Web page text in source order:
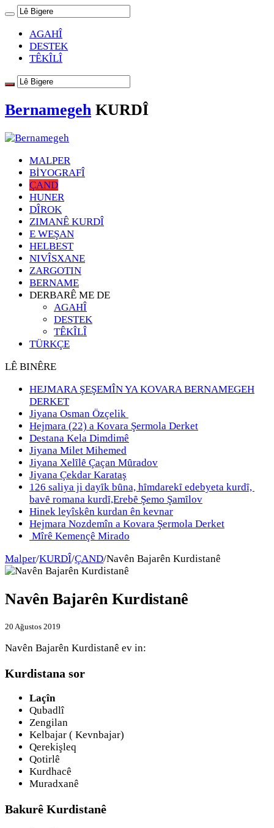
AGAHÎ
DESTEK
TÊKÎLÎ
Bernamegeh KURDÎ
MALPER
BİYOGRAFÎ
ÇAND
HUNER
DÎROK
ZIMANÊ KURDÎ
E WEŞAN
HELBEST
NIVÎSXANE
ZARGOTIN
BERNAME
DERBARÊ ME DE
AGAHÎ
DESTEK
TÊKÎLÎ
TÜRKÇE
LÊ BINÊRE
HEJMARA ŞEŞEMÎN YA KOVARA BERNAMEGEH
DERKET
Jiyana Osman Özçelik
Hejmara (22) a Kovara Şermola Derket
Destana Kela Dimdimê
Jiyana Milet Mihemed
Jiyana Xelȋlȇ Çaçan Mȗradov
Jiyana Çekdar Karataş
126 saliya ji dayȋk bȗna, hȋmdarekȋ edebyeta kurdȋ,
bavȇ romana kurdȋ,Erebȇ Şemo Şamȋlov
Hinek leyîskên kurdan ên kevnar
Hejmara Nozdemîn a Kovara Şermola Derket
Mîrê Kemençê Mirado
Malper/KURDÎ/ÇAND/Navên Bajarên Kurdistanê
Navên Bajarên Kurdistanê
20 Ağustos 2019
Navên Bajarên Kurdistanê ev in:
Kurdistana sor
Laçîn
Qubadlî
Zengilan
Kelbajar ( Kevnbajar)
Qerekişleq
Qotirlê
Kurdhacê
Muradxanê
Bakurê Kurdistanê